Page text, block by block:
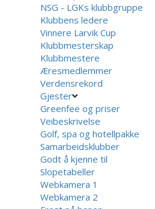
NSG - LGKs klubbgruppe
Klubbens ledere
Vinnere Larvik Cup
Klubbmesterskap
Klubbmestere
Æresmedlemmer
Verdensrekord
Gjester
Greenfee og priser
Veibeskrivelse
Golf, spa og hotellpakke
Samarbeidsklubber
Godt å kjenne til
Slopetabeller
Webkamera 1
Webkamera 2